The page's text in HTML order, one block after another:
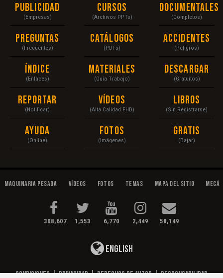
Publicidad
(Empresas)
Preguntas
(Frecuentes)
Índice
(Enlaces)
Reportar
(Notificar)
Ayuda
(Online)
Cursos
(Archivos PPTs)
Catálogos
(PDFs)
Materiales
(Guía Trabajo)
Vídeos
(Alta Calidad FHD)
Fotos
(Imágenes)
Documentales
(Completos)
Accidentes
(Peligros)
Descargar
(Gratuitos)
Libros
(Sin Registrarse)
Gratis
(Bajar)
Maquinaria Pesada Vídeos Fotos Temas Mapa del Sitio
308,607 1,553 6,770 2,449 58,149
English
Condiciones|Privacidad|Derechos de Autor|Responsabilidad